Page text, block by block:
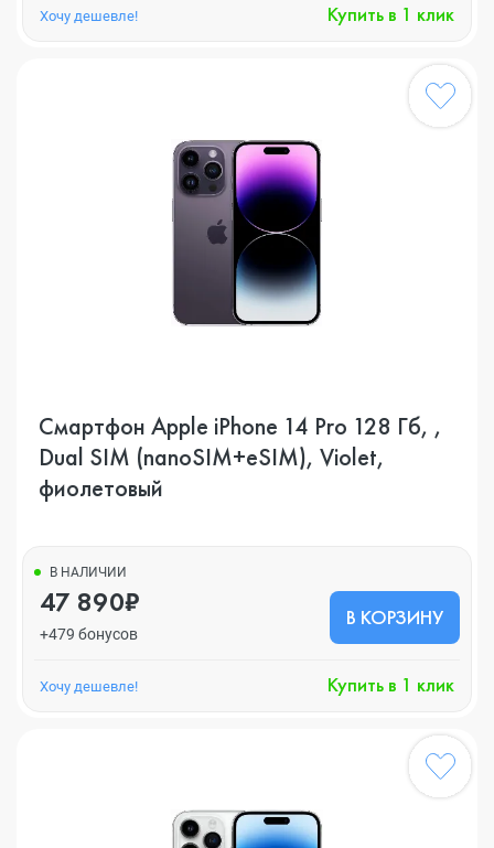
Хочу дешевле! Купить в 1 клик
Смартфон Apple iPhone 14 Pro 128 Гб, ,
Dual SIM (nanoSIM+eSIM), Violet,
фиолетовый
В НАЛИЧИИ
47 890₽
+479 бонусов
В КОРЗИНУ
Хочу дешевле! Купить в 1 клик